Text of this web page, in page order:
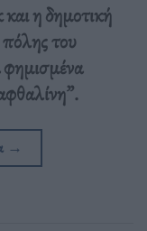
η δημοτική
του
φημισμένα
→